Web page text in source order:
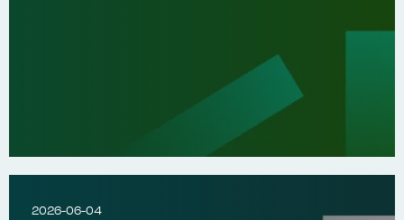
2026-06-04